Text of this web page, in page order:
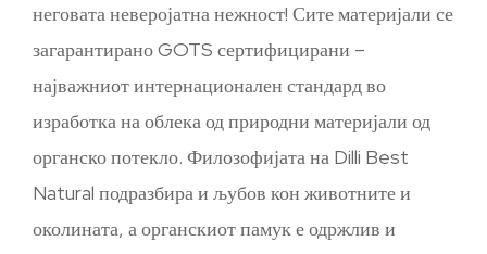
неговата неверојатна нежност! Сите материјали се
загарантирано GOTS сертифицирани –
најважниот интернационален стандард во
изработка на облека од природни материјали од
органско потекло. Филозофијата на Dilli Best
Natural подразбира и љубов кон животните и
околината, а органскиот памук е одржлив и